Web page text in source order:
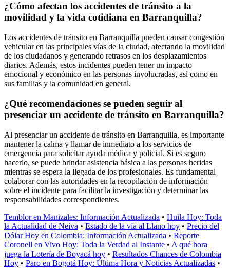
¿Cómo afectan los accidentes de tránsito a la
movilidad y la vida cotidiana en Barranquilla?
Los accidentes de tránsito en Barranquilla pueden causar congestión
vehicular en las principales vías de la ciudad, afectando la movilidad
de los ciudadanos y generando retrasos en los desplazamientos
diarios. Además, estos incidentes pueden tener un impacto
emocional y económico en las personas involucradas, así como en
sus familias y la comunidad en general.
¿Qué recomendaciones se pueden seguir al
presenciar un accidente de tránsito en Barranquilla?
Al presenciar un accidente de tránsito en Barranquilla, es importante
mantener la calma y llamar de inmediato a los servicios de
emergencia para solicitar ayuda médica y policial. Si es seguro
hacerlo, se puede brindar asistencia básica a las personas heridas
mientras se espera la llegada de los profesionales. Es fundamental
colaborar con las autoridades en la recopilación de información
sobre el incidente para facilitar la investigación y determinar las
responsabilidades correspondientes.
Temblor en Manizales: Información Actualizada • Huila Hoy: Toda
la Actualidad de Neiva • Estado de la vía al Llano hoy • Precio del
Dólar Hoy en Colombia: Información Actualizada • Reporte
Coronell en Vivo Hoy: Toda la Verdad al Instante • A qué hora
juega la Lotería de Boyacá hoy • Resultados Chances de Colombia
Hoy • Paro en Bogotá Hoy: Última Hora y Noticias Actualizadas •